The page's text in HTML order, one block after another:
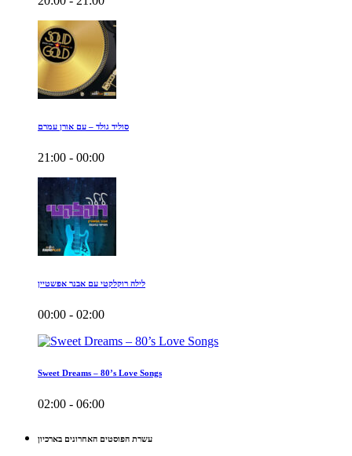
סוליד גולד – עם אורן עמרם
21:00 - 00:00
לילה רוקלקטי עם אבנר אפשטיין
00:00 - 02:00
Sweet Dreams – 80’s Love Songs
02:00 - 06:00
עשרת הפוסטים האחרונים בארכיון